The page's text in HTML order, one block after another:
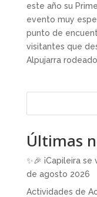
este año su
evento muy
punto de
visitantes que
Alpujarra
Últimas
✨🎉 ¡Capileira
de agosto 2026
Actividades de